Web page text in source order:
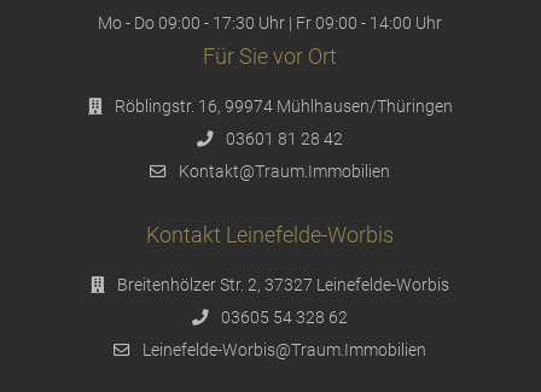
Mo - Do 09:00 - 17:30 Uhr | Fr 09:00 - 14:00 Uhr
Für Sie vor Ort
Röblingstr. 16, 99974 Mühlhausen/Thüringen
03601 81 28 42
Kontakt@Traum.Immobilien
Kontakt Leinefelde-Worbis
Breitenhölzer Str. 2, 37327 Leinefelde-Worbis
03605 54 328 62
Leinefelde-Worbis@Traum.Immobilien